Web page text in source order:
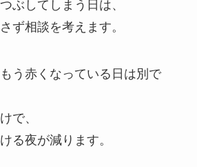
ぶしてしまう日は、
ず相談を考えます。
う赤くなっている日は別で
で、
る夜が減ります。